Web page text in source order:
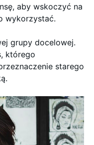
aby wskoczyć na
wykorzystać.
grupy docelowej.
którego
starego